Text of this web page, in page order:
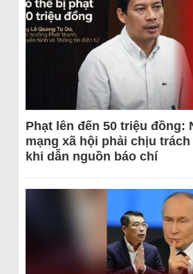
Phạt lên đến 50 triệu đồng:
mạng xã hội phải chịu
khi dẫn nguồn báo chí